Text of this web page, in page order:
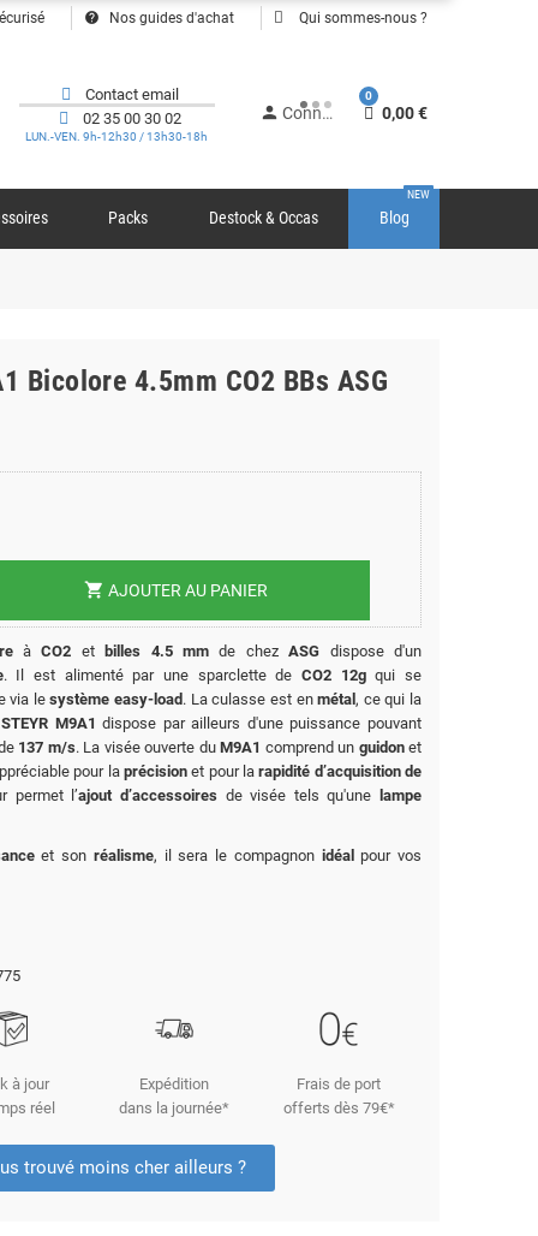
help Nos guides d'achat Qui sommes-nous ?
Contact email
02 35 00 30 02
LUN.-VEN. 9h-12h30 / 13h30-18h
person Connexion
0
0,00 €
Packs Destock & Occas Blog
NEW
Bicolore 4.5mm CO2 BBs ASG
shopping_cart AJOUTER AU PANIER
àCO2 et billes 4.5 mm de chezASG dispose d'un
. Il est alimenté par une sparclette deCO2 12gqui se
via lesystème easy-load . La culasse est enmétal , ce qui la
STEYR M9A1 dispose par ailleurs d'une puissance pouvant
137 m/s. La visée ouverte duM9A1 comprend un guidonet
pour laprécision et pour larapidité d’acquisition de
permet l’ajout d’accessoiresde visée tels qu'une lampe
et son réalisme, il sera le compagnon idéal pour vos
à jour
réel
Expédition
dans la journée*
Frais de port
offerts dès 79€*
trouvé moins cher ailleurs ?